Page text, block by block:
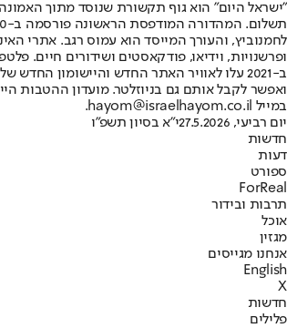
"ישראל היום" הוא גוף תקשורת שנוסד מתוך האמונה
ופרשנויות, וידיאו, פודקאסטים ושידורים חיים.
ב-2021 עלו לאוויר האתר החדש והיישומון
ואפשר לקבל אותם גם בניוזלטר. מועדון ההטבות
במייל hayom@israelhayom.co.il.
יום רביעי, 27.5.2026
י"א בסיון תשפ"ו
חדשות
דעות
ספורט
ForReal
תרבות ובידור
אוכל
מגזין
אנחנו מגייסים
English
X
חדשות
פלילים